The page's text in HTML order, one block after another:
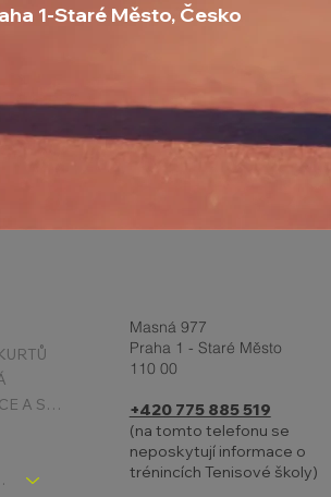
1-Staré Město, Česko
PODMÍNKY REZERVACE A STORNA
Masná 977
Praha 1 - Staré Město
110 00
+420 775 885 519
(na tomto telefonu se
neposkytují informace o
trénincích Tenisové školy)